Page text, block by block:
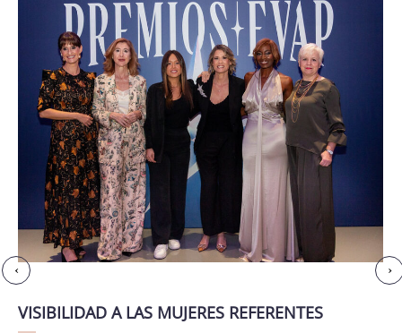
VISIBILIDAD A LAS MUJERES REFERENTES
‹ ›